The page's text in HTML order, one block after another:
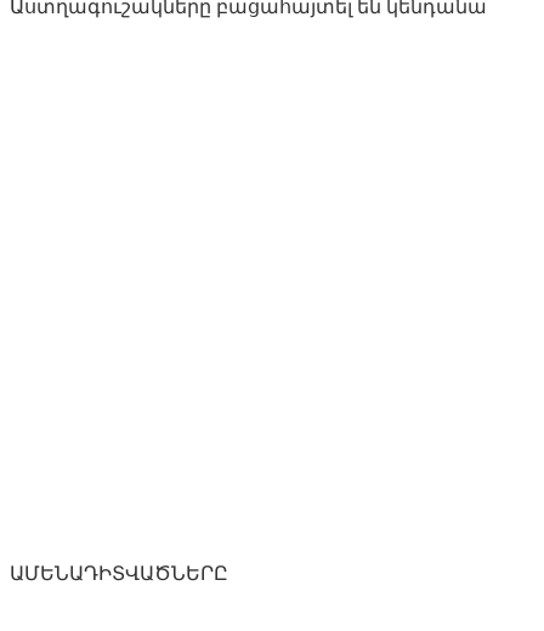
Աստղագուշակները բացահայտել են կենդանա
ԱՄԵՆԱԴԻՏՎԱԾՆԵՐԸ